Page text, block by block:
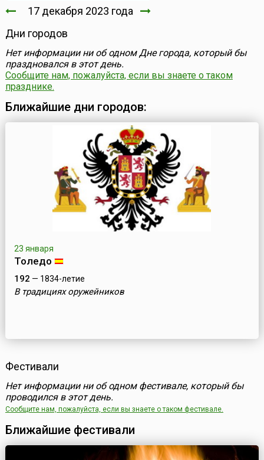
17 декабря 2023 года
Дни городов
Нет информации ни об одном Дне города, который бы
праздновался в этот день.
Сообщите нам, пожалуйста, если вы знаете о таком
празднике.
Ближайшие дни городов:
23 января
Толедо
192 — 1834-летие
В традициях оружейников
Фестивали
Нет информации ни об одном фестивале, который бы
проводился в этот день.
Сообщите нам, пожалуйста, если вы знаете о таком фестивале.
Ближайшие фестивали